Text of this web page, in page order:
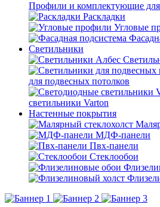
Профили и комплектующие
Раскладки
Угловые
Светильники
для подвесных потолков
светильники Varton
Настенные покрытия
МДФ-панели
Пвх-панели
Стеклообои